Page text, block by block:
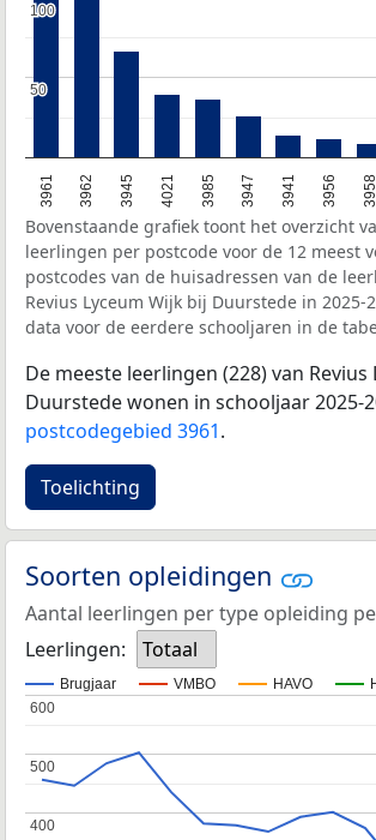
3961 3962 3945 4021 3985 3947 3941 3956 3958
50
50
100
100
Bovenstaande grafiek toont het overzicht
leerlingen per postcode voor de 12 meest
postcodes van de huisadressen van de
Revius Lyceum Wijk bij Duurstede in 2025-
data voor de eerdere schooljaren in de
De meeste leerlingen (228) van Revius
Duurstede wonen in schooljaar 2025-
postcodegebied 3961.
Toelichting
Soorten opleidingen
Aantal leerlingen per type opleiding
Leerlingen:
Totaal
Brugjaar VMBO HAVO
400
400
500
500
600
600